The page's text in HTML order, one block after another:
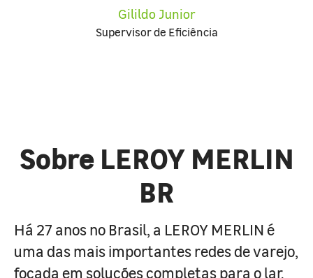
Gilildo Junior
Supervisor de Eficiência
Sobre LEROY MERLIN
BR
Há 27 anos no Brasil, a LEROY MERLIN é
uma das mais importantes redes de varejo,
focada em soluções completas para o lar.